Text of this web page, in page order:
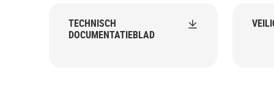
TECHNISCH
DOCUMENTATIEBLAD